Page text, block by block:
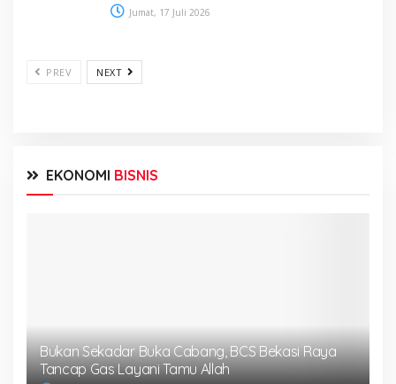
Jumat, 17 Juli 2026
PREV NEXT
EKONOMI BISNIS
Bukan Sekadar Buka Cabang, BCS Bekasi Raya
Tancap Gas Layani Tamu Allah